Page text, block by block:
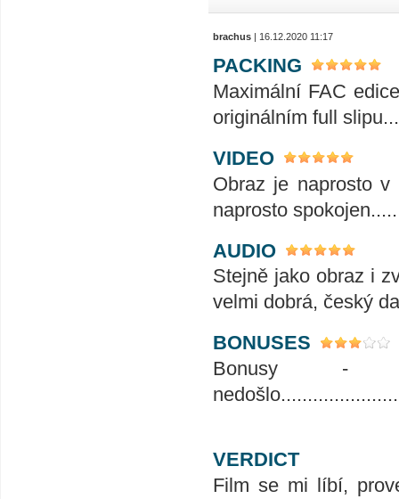
brachus | 16.12.2020 11:17
PACKING
Maximální FAC
originálním full
VIDEO
Obraz je naprosto
naprosto
AUDIO
Stejně jako obraz i
velmi dobrá, český
BONUSES
Bonusy -
VERDICT
Film se mi líbí,